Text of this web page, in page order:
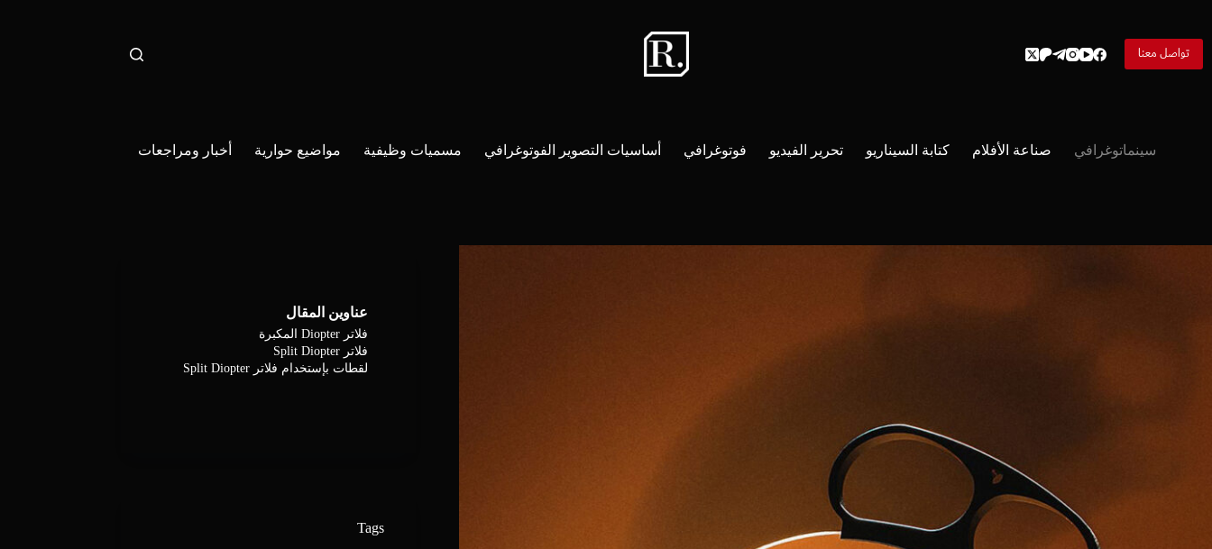
المحتوى
تواصل معنا
سينماتوغرافي صناعة الأفلام كتابة السيناريو تحرير الفيديو فوتوغرافي أساسيات التصوير الفوتوغرافي مسميات وظيفية مواضيع حوارية أخبار ومراجعات
عناوين المقال
فلاتر Diopter المكبرة
فلاتر Split Diopter
لقطات بإستخدام فلاتر Split Diopter
Tags